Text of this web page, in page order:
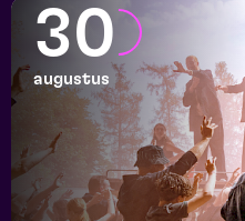
30
augustus